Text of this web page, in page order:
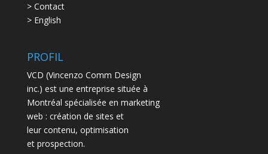
> Contact
> English
PROFIL
VCD (Vincenzo Comm Design
inc.) est une entreprise située à
Montréal spécialisée en marketing
web : création de sites et
leur contenu, optimisation
et prospection.